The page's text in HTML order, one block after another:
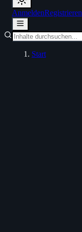
AnmeldenRegistrieren
Start